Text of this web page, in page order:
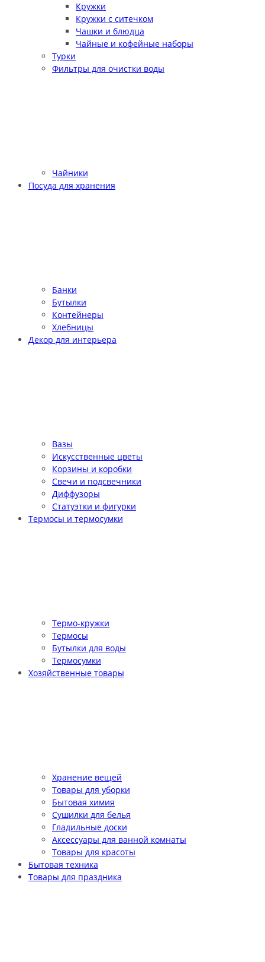
Кружки
Кружки с ситечком
Чашки и блюдца
Чайные и кофейные наборы
Турки
Фильтры для очистки воды
Чайники
Посуда для хранения
Банки
Бутылки
Контейнеры
Хлебницы
Декор для интерьера
Вазы
Искусственные цветы
Корзины и коробки
Свечи и подсвечники
Диффузоры
Статуэтки и фигурки
Термосы и термосумки
Термо-кружки
Термосы
Бутылки для воды
Термосумки
Хозяйственные товары
Хранение вещей
Товары для уборки
Бытовая химия
Сушилки для белья
Гладильные доски
Аксессуары для ванной комнаты
Товары для красоты
Бытовая техника
Товары для праздника